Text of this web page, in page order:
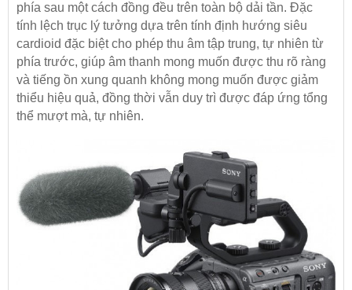
phía sau một cách đồng đều trên toàn bộ dải tần. Đặc
tính lệch trục lý tưởng dựa trên tính định hướng siêu
cardioid đặc biệt cho phép thu âm tập trung, tự nhiên từ
phía trước, giúp âm thanh mong muốn được thu rõ ràng
và tiếng ồn xung quanh không mong muốn được giảm
thiểu hiệu quả, đồng thời vẫn duy trì được đáp ứng tổng
thể mượt mà, tự nhiên.